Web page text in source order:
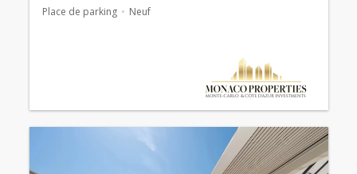
Place de parking Neuf